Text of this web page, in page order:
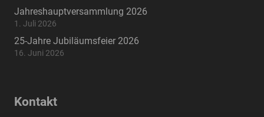
Jahreshauptversammlung 2026
1. Juli 2026
25-Jahre Jubiläumsfeier 2026
16. Juni 2026
Kontakt